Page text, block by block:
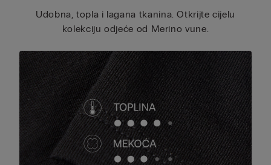
Udobna, topla i lagana tkanina. Otkrijte cijelu
kolekciju odjeće od Merino vune.